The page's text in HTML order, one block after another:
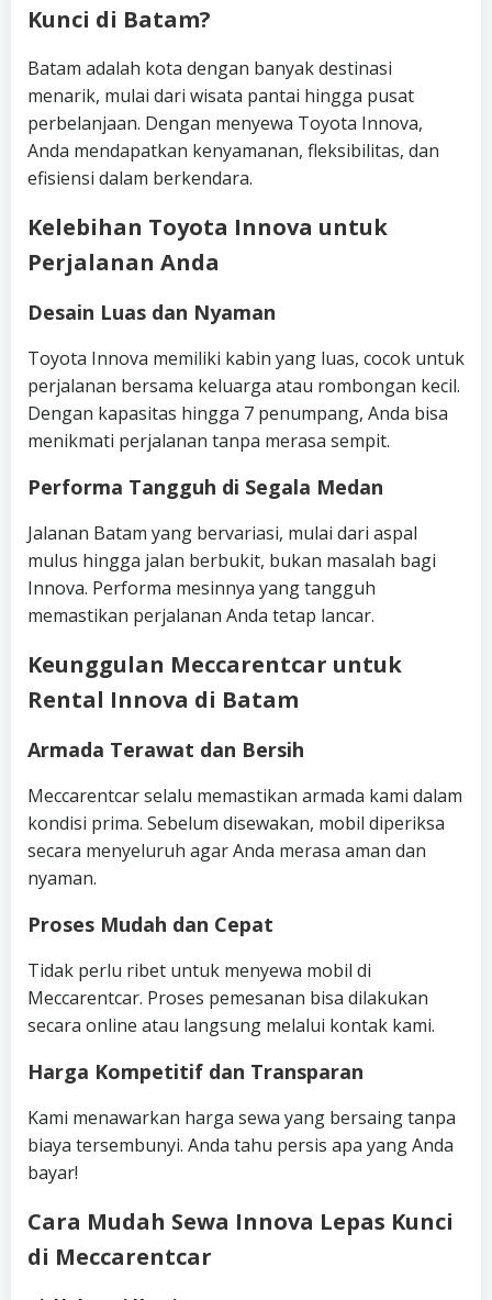
Kunci di Batam?
Batam adalah kota dengan banyak destinasi
menarik, mulai dari wisata pantai hingga pusat
perbelanjaan. Dengan menyewa Toyota Innova,
Anda mendapatkan kenyamanan, fleksibilitas, dan
efisiensi dalam berkendara.
Kelebihan Toyota Innova untuk
Perjalanan Anda
Desain Luas dan Nyaman
Toyota Innova memiliki kabin yang luas, cocok untuk
perjalanan bersama keluarga atau rombongan kecil.
Dengan kapasitas hingga 7 penumpang, Anda bisa
menikmati perjalanan tanpa merasa sempit.
Performa Tangguh di Segala Medan
Jalanan Batam yang bervariasi, mulai dari aspal
mulus hingga jalan berbukit, bukan masalah bagi
Innova. Performa mesinnya yang tangguh
memastikan perjalanan Anda tetap lancar.
Keunggulan Meccarentcar untuk
Rental Innova di Batam
Armada Terawat dan Bersih
Meccarentcar selalu memastikan armada kami dalam
kondisi prima. Sebelum disewakan, mobil diperiksa
secara menyeluruh agar Anda merasa aman dan
nyaman.
Proses Mudah dan Cepat
Tidak perlu ribet untuk menyewa mobil di
Meccarentcar. Proses pemesanan bisa dilakukan
secara online atau langsung melalui kontak kami.
Harga Kompetitif dan Transparan
Kami menawarkan harga sewa yang bersaing tanpa
biaya tersembunyi. Anda tahu persis apa yang Anda
bayar!
Cara Mudah Sewa Innova Lepas Kunci
di Meccarentcar